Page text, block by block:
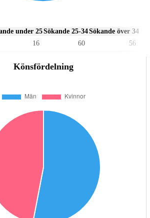
under 25Sökande 25-34Sökande över 34
16 60 56
Könsfördelning